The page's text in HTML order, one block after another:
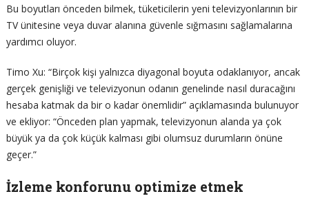
Bu boyutları önceden bilmek, tüketicilerin yeni televizyonlarının bir
TV ünitesine veya duvar alanına güvenle sığmasını sağlamalarına
yardımcı oluyor.
Timo Xu: “Birçok kişi yalnızca diyagonal boyuta odaklanıyor, ancak
gerçek genişliği ve televizyonun odanın genelinde nasıl duracağını
hesaba katmak da bir o kadar önemlidir” açıklamasında bulunuyor
ve ekliyor: “Önceden plan yapmak, televizyonun alanda ya çok
büyük ya da çok küçük kalması gibi olumsuz durumların önüne
geçer.”
İzleme konforunu optimize etmek